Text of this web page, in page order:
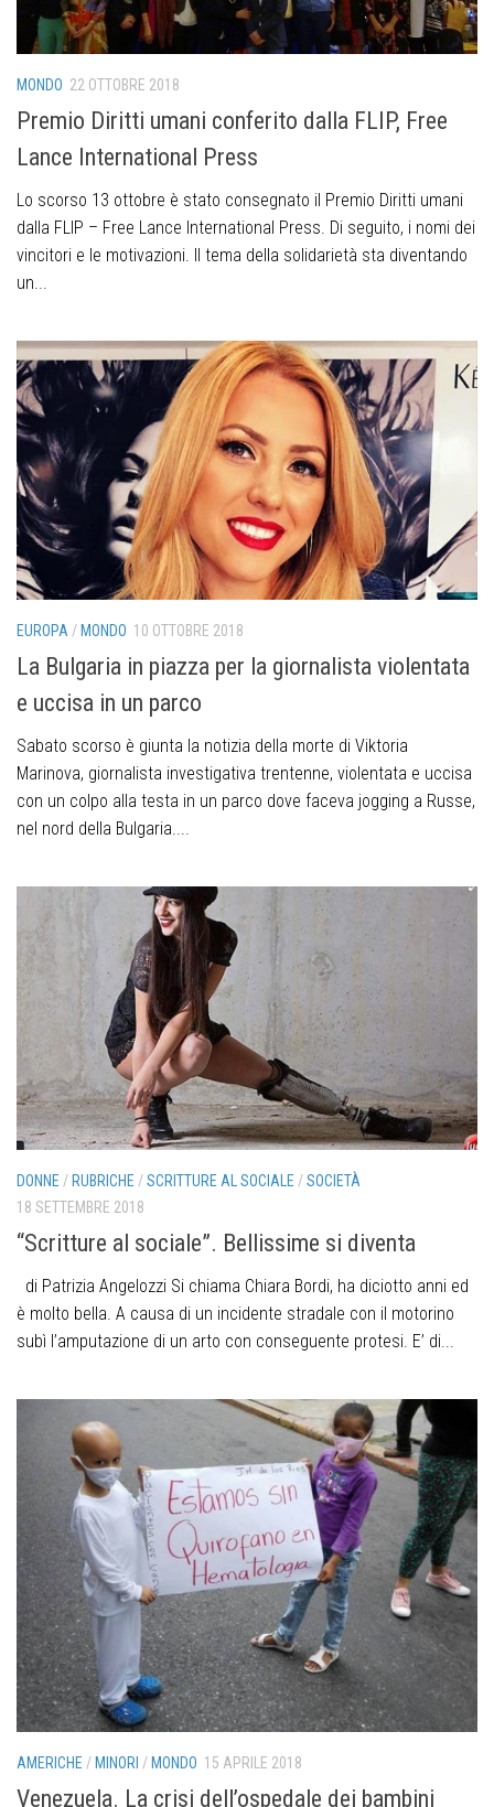
MONDO 22 OTTOBRE 2018
Premio Diritti umani conferito dalla FLIP, Free
Lance International Press
Lo scorso 13 ottobre è stato consegnato il Premio Diritti umani
dalla FLIP – Free Lance International Press. Di seguito, i nomi dei
vincitori e le motivazioni. Il tema della solidarietà sta diventando
un...
EUROPA/ MONDO 10 OTTOBRE 2018
La Bulgaria in piazza per la giornalista violentata
e uccisa in un parco
Sabato scorso è giunta la notizia della morte di Viktoria
Marinova, giornalista investigativa trentenne, violentata e uccisa
con un colpo alla testa in un parco dove faceva jogging a Russe,
nel nord della Bulgaria....
DONNE / RUBRICHE /SCRITTURE AL SOCIALE /SOCIETÀ
18 SETTEMBRE 2018
“Scritture al sociale”. Bellissime si diventa
di Patrizia Angelozzi Si chiama Chiara Bordi, ha diciotto anni ed
è molto bella. A causa di un incidente stradale con il motorino
subì l’amputazione di un arto con conseguente protesi. E’ di...
AMERICHE /MINORI /MONDO 15 APRILE 2018
Venezuela. La crisi dell’ospedale dei bambini